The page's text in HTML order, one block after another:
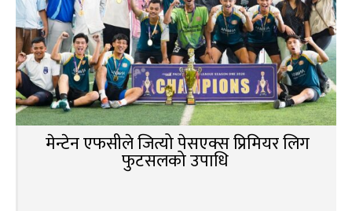
मेन्टेन एफसीले जित्यो पेसएक्स प्रिमियर लिग
फुटसलको उपाधि